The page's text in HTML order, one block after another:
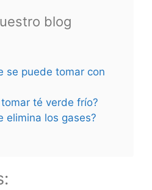
blog
se puede tomar con
té verde frío?
elimina los gases?